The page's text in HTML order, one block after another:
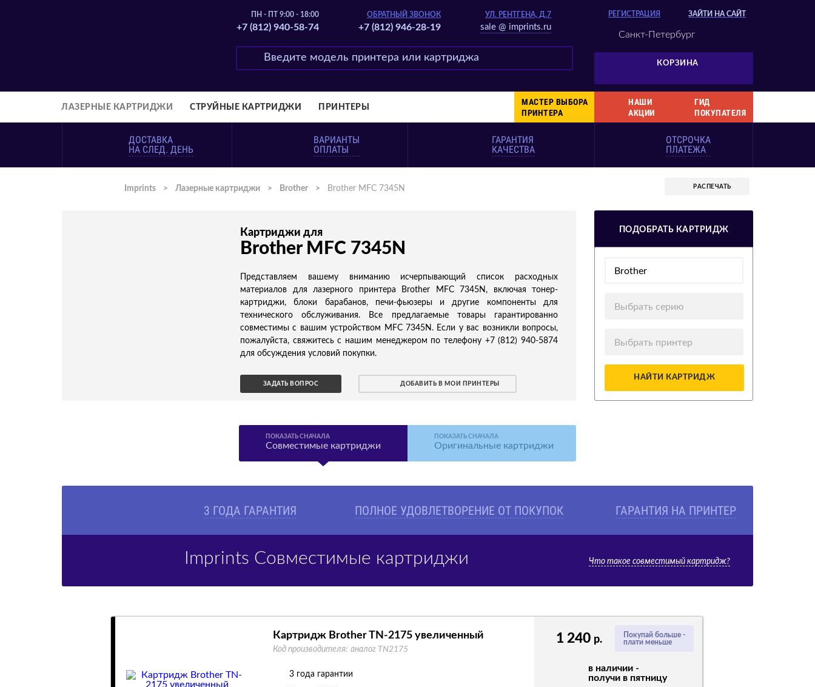
КОРЗИНА
РЕГИСТРАЦИЯ ЗАЙТИ НА САЙТ
Санкт-Петербург
ПН - ПТ 9:00 - 18:00
+7 (812) 940-58-74
ОБРАТНЫЙ ЗВОНОК
+7 (812) 946-28-19
УЛ. РЕНТГЕНА, Д.7
sale @ imprints.ru
НАШИ
АКЦИИ
ГИД
ПОКУПАТЕЛЯ
МАСТЕР ВЫБОРА
ПРИНТЕРА
ЛАЗЕРНЫЕ КАРТРИДЖИ СТРУЙНЫЕ КАРТРИДЖИ ПРИНТЕРЫ
ДОСТАВКА
НА СЛЕД. ДЕНЬ
ВАРИАНТЫ
ОПЛАТЫ
ГАРАНТИЯ
КАЧЕСТВА
ОТСРОЧКА
ПЛАТЕЖА
Imprints > Лазерные картриджи > Brother > Brother MFC 7345N
Картриджи для
Brother MFC 7345N
Представляем вашему вниманию исчерпывающий список расходных
материалов для лазерного принтера Brother MFC 7345N, включая тонер-
картриджи, блоки барабанов, печи-фьюзеры и другие компоненты для
технического обслуживания. Все предлагаемые товары гарантированно
совместимы с вашим устройством MFC 7345N. Если у вас возникли вопросы,
пожалуйста, свяжитесь с нашим менеджером по телефону +7 (812) 940-5874
для обсуждения условий покупки.
ЗАДАТЬ ВОПРОС ДОБАВИТЬ В МОИ ПРИНТЕРЫ
РАСПЕЧАТЬ
ПОДОБРАТЬ КАРТРИДЖ
Brother
Выбрать серию
Выбрать принтер
НАЙТИ КАРТРИДЖ
ПОКАЗАТЬ СНАЧАЛА
Совместимые картриджи
ПОКАЗАТЬ СНАЧАЛА
Оригинальные картриджи
3 ГОДА ГАРАНТИЯ ПОЛНОЕ УДОВЛЕТВОРЕНИЕ ОТ ПОКУПОК ГАРАНТИЯ НА ПРИНТЕР
Что такое совместимый картридж?
Imprints Совместимые картриджи
Покупай больше -
плати меньше
1 240 р.
в наличии -
получи в пятницу
Картридж Brother TN-2175 увеличенный
Код производителя: аналог TN2175
3 года гарантии